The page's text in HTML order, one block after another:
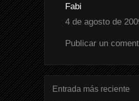
Fabi
4 de agosto de
Publicar un
Entrada más reciente